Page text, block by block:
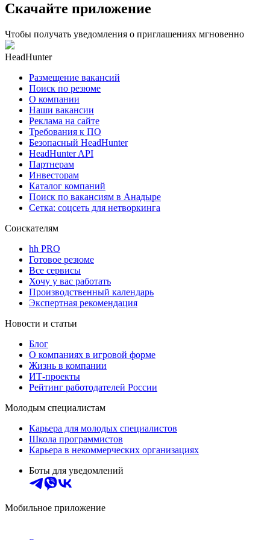
Скачайте приложение
Чтобы получать уведомления о приглашениях мгновенно
HeadHunter
Размещение вакансий
Поиск по резюме
О компании
Наши вакансии
Реклама на сайте
Требования к ПО
Безопасный HeadHunter
HeadHunter API
Партнерам
Инвесторам
Каталог компаний
Поиск по вакансиям в Анадыре
Сетка: соцсеть для нетворкинга
Соискателям
hh PRO
Готовое резюме
Все сервисы
Хочу у вас работать
Производственный календарь
Экспертная рекомендация
Новости и статьи
Блог
О компаниях в игровой форме
Жизнь в компании
ИТ-проекты
Рейтинг работодателей России
Молодым специалистам
Карьера для молодых специалистов
Школа программистов
Карьера в некоммерческих организациях
Боты для уведомлений
Мобильное приложение